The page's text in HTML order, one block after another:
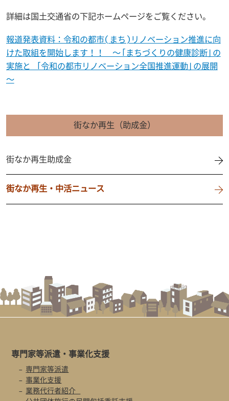
詳細は国土交通省の下記ホームページをご覧ください。
報道発表資料：令和の都市(まち)リノベーション推進に向
けた取組を開始します！！ ～「まちづくりの健康診断」の
実施と 「令和の都市リノベーション全国推進運動」の展開
～
街なか再生（助成金）
街なか再生助成金
街なか再生・中活ニュース
専門家等派遣・事業化支援
専門家等派遣
事業化支援
業務代行者紹介